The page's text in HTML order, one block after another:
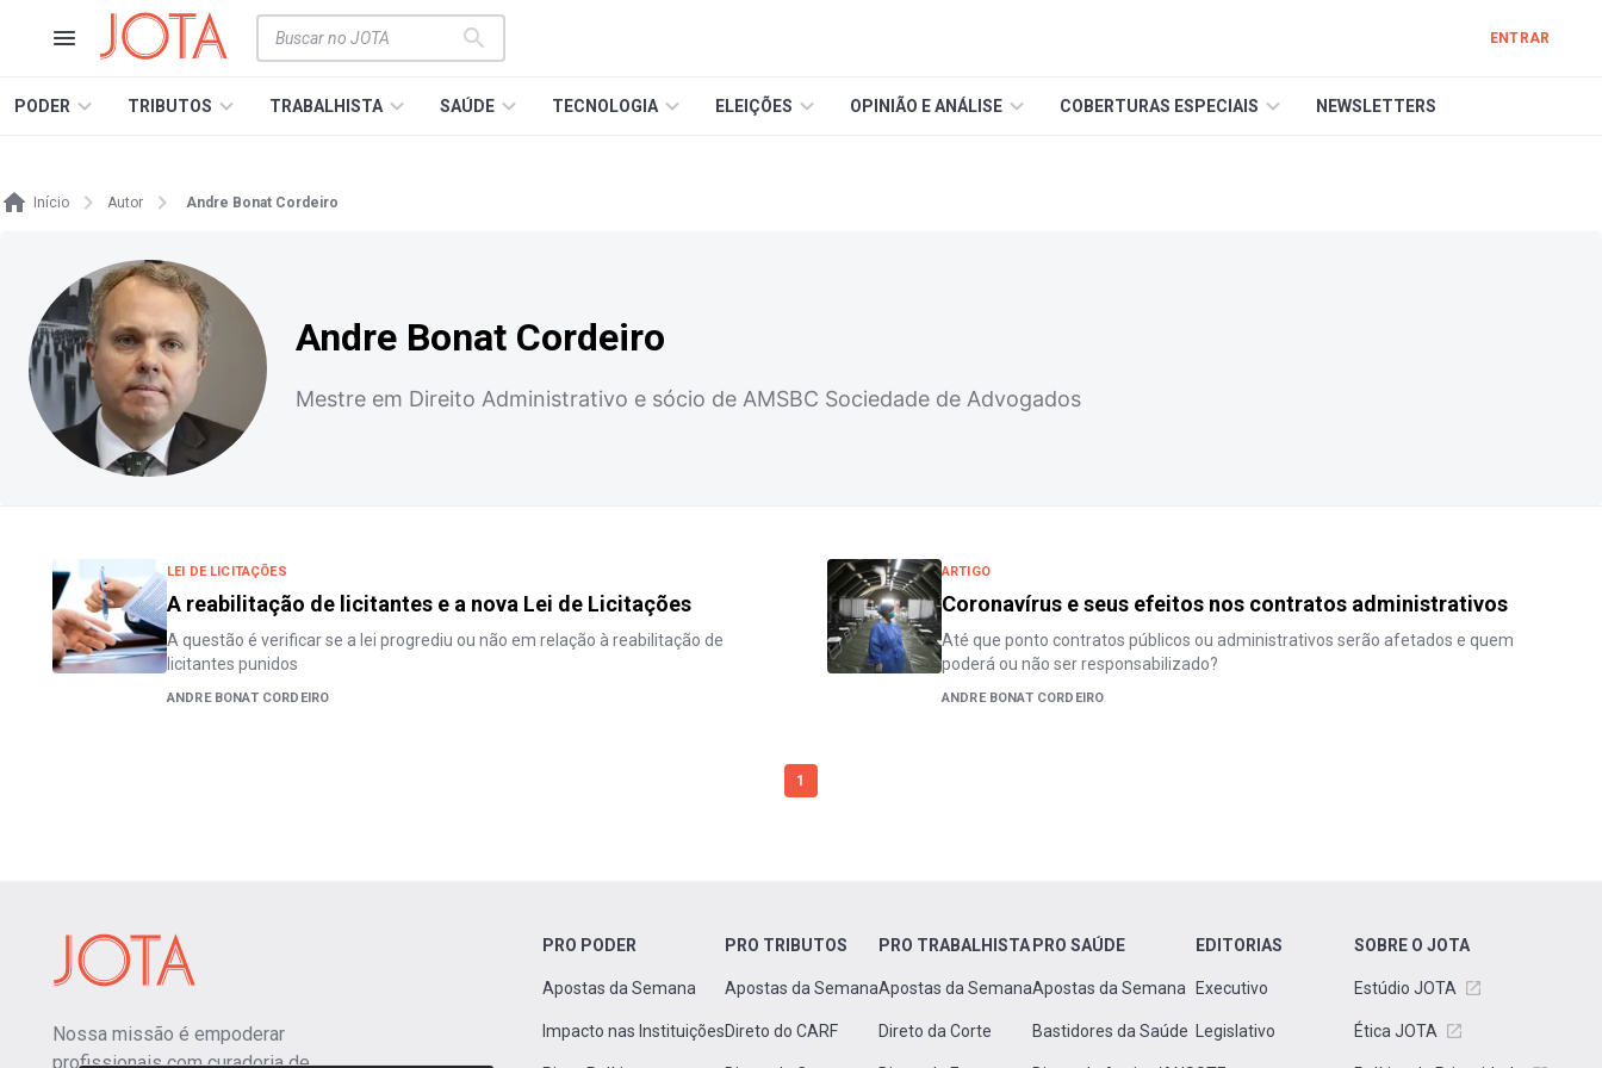
ENTRAR
PODER TRIBUTOS TRABALHISTA SAÚDE TECNOLOGIA ELEIÇÕES OPINIÃO E ANÁLISE COBERTURAS ESPECIAIS NEWSLETTERS
Início Autor Andre Bonat Cordeiro
Andre Bonat Cordeiro
Mestre em Direito Administrativo e sócio de AMSBC Sociedade de Advogados
LEI DE LICITAÇÕES
A reabilitação de licitantes e a nova Lei de Licitações
A questão é verificar se a lei progrediu ou não em relação à reabilitação de
licitantes punidos
ANDRE BONAT CORDEIRO
ARTIGO
Coronavírus e seus efeitos nos contratos administrativos
Até que ponto contratos públicos ou administrativos serão afetados e quem
poderá ou não ser responsabilizado?
ANDRE BONAT CORDEIRO
1
Nossa missão é empoderar
profissionais com curadoria de
PRO PODER
Apostas da Semana
Impacto nas Instituições
PRO TRIBUTOS
Apostas da Semana
Direto do CARF
PRO TRABALHISTA
Apostas da Semana
Direto da Corte
PRO SAÚDE
Apostas da Semana
Bastidores da Saúde
EDITORIAS
Executivo
Legislativo
SOBRE O JOTA
Estúdio JOTA
Ética JOTA